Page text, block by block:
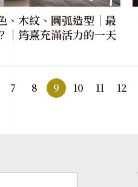
、木紋、圓弧造型｜最
｜筠熹充滿活力的一天
7 8 9 10 11 12